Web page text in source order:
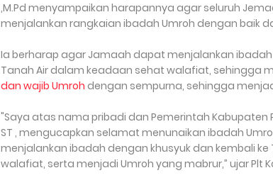
,M.Pd menyampaikan harapannya agar seluruh
menjalankan rangkaian ibadah Umroh dengan baik
Ia berharap agar Jamaah dapat menjalankan
Tanah Air dalam keadaan sehat walafiat, sehingga
dan wajib Umroh dengan sempurna, sehingga
"Saya atas nama pribadi dan Pemerintah Kabupaten
ST , mengucapkan selamat menunaikan ibadah
menjalankan ibadah dengan khusyuk dan kembali
walafiat, serta menjadi Umroh yang mabrur,” ujar Plt